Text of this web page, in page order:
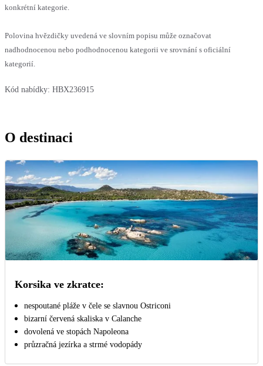
konkrétní kategorie.
Polovina hvězdičky uvedená ve slovním popisu může označovat
nadhodnocenou nebo podhodnocenou kategorii ve srovnání s oficiální
kategorií.
Kód nabídky: HBX236915
O destinaci
Korsika ve zkratce:
nespoutané pláže v čele se slavnou Ostriconi
bizarní červená skaliska v Calanche
dovolená ve stopách Napoleona
průzračná jezírka a strmé vodopády